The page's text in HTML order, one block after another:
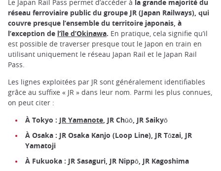
Le Japan Rail Pass permet d’accéder à la grande majorité du
réseau ferroviaire public du groupe JR (Japan Railways), qui
couvre presque l’ensemble du territoire japonais, à
l’exception de l’île d’Okinawa. En pratique, cela signifie qu’il
est possible de traverser presque tout le Japon en train en
utilisant uniquement le réseau Japan Rail et le Japan Rail
Pass.
Les lignes exploitées par JR sont généralement identifiables
grâce au suffixe « JR » dans leur nom. Parmi les plus connues,
on peut citer :
À Tokyo : JR Yamanote, JR Chūō, JR Saikyō
À Osaka : JR Osaka Kanjo (Loop Line), JR Tōzai, JR
Yamatoji
À Fukuoka : JR Sasaguri, JR Nippō, JR Kagoshima